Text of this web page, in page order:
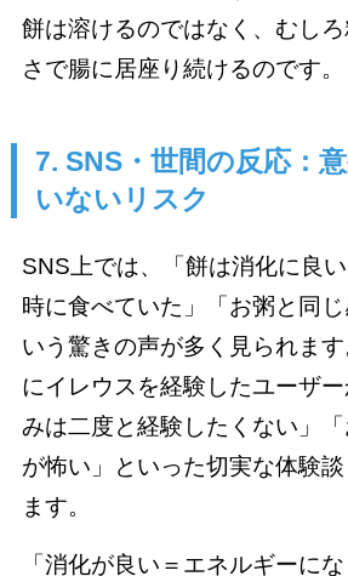
餅は溶けるのではなく、むし
さで腸に居座り続けるのです。
7. SNS・世間の反応：
いないリスク
SNS上では、「餅は消化に良
時に食べていた」「お粥と同
いう驚きの声が多く見られま
にイレウスを経験したユーザ
みは二度と経験したくない」
が怖い」といった切実な体験
ます。
「消化が良い＝エネルギーに